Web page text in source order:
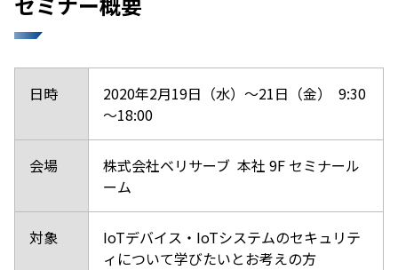
日時
2020年2月19日（水）～21日（金） 9:30
～18:00
会場
株式会社ベリサーブ 本社 9F セミナール
ーム
対象
IoTデバイス・IoTシステムのセキュリテ
ィについて学びたいとお考えの方